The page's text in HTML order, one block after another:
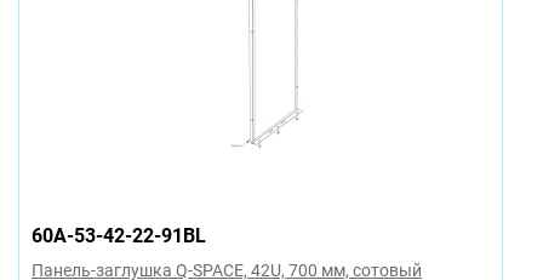
60A-53-42-22-91BL
Панель-заглушка Q-SPACE, 42U, 700 мм, сотовый